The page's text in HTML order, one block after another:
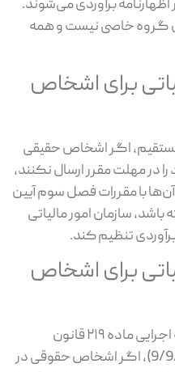
برآوردی می‌شوند.
گروه خاصی نیست و همه
برای اشخاص
مستقیم، اگر اشخاص حقیقی
در مهلت مقرر ارسال نکنند،
آن‌ها با مقررات فصل سوم آیین
تطابق نداشته باشد، سازمان امور مالیاتی
تنظیم کند.
برای اشخاص
مطابق تبصره ۳ ماده ۲۲ آیین‌نامه اجرایی ماده ۲۱۹ قانون
مالیات‌های مستقیم (مصوب 9/9/98)، اگر اشخاص حقوقی در